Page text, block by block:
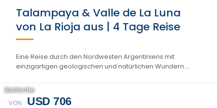
Talampaya & Valle de La Luna
von La Rioja aus | 4 Tage Reise
Eine Reise durch den Nordwesten Argentiniens mit
einzigartigen geologischen und natürlichen Wundern....
VON USD 706
Bariloche